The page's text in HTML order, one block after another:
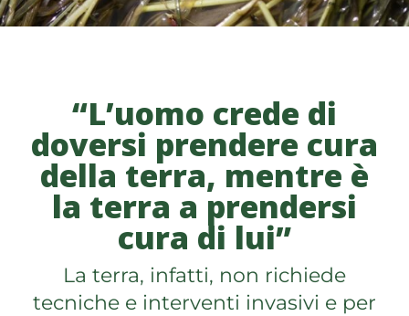
“L’uomo crede di
doversi prendere cura
della terra, mentre è
la terra a prendersi
cura di lui”
La terra, infatti, non richiede
tecniche e interventi invasivi e per